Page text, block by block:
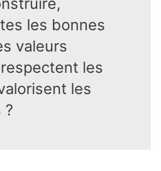
les bonnes
valeurs
les
les
?